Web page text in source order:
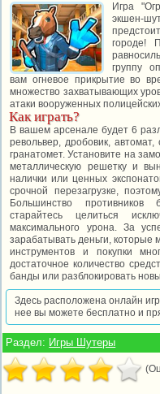
Игра
экшен-
городе!
группу
вам огневое прикрытие во
множество захватывающих
атаки вооруженных
Как играть?
В вашем арсенале будет 6
револьвер, дробовик,
гранатомет. Установите на
металлическую решетку и
налички или ценных
срочной перезагрузке,
Большинство противников
старайтесь целиться
максимального урона. За
зарабатывать деньги,
инструментов и покупки
достаточное количество
банды или разблокировать
Здесь расположена онлайн
нее вы можете бесплатно и
Раздел: Игры Шутеры